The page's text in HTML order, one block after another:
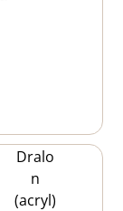
Dralo
n
(acryl)